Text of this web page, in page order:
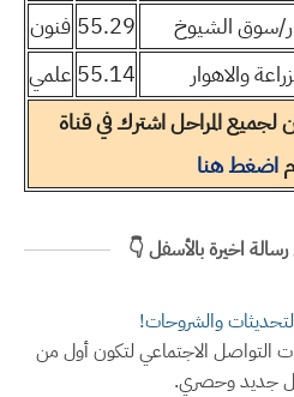
سوق الشيوخ
55.29 فنون
والاهوار
55.14 علمي
المراحل اشترك في قناة
اضغط هنا
اخيرة بالأسفل 👇
والشروحات!
التواصل الاجتماعي لتكون أول من
جديد وحصري.